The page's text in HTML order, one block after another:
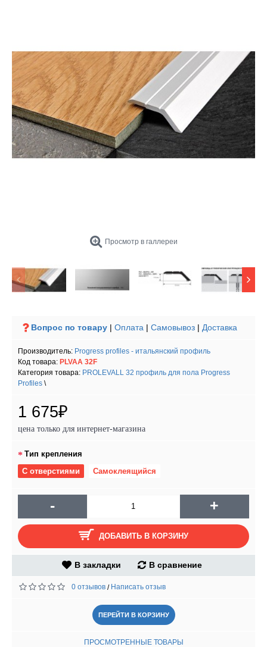
Просмотр в галлереи
Вопрос по товару | Оплата | Самовывоз | Доставка
Производитель: Progress profiles - итальянский профиль
Код товара: PLVAA 32F
Категория товара: PROLEVALL 32 профиль для пола Progress
Profiles \
1 675₽
цена только для интернет-магазина
Тип крепления
С отверстиями
Самоклеящийся
- +
ДОБАВИТЬ В КОРЗИНУ
В закладки В сравнение
0 отзывов / Написать отзыв
ПЕРЕЙТИ В КОРЗИНУ
ПРОСМОТРЕННЫЕ ТОВАРЫ